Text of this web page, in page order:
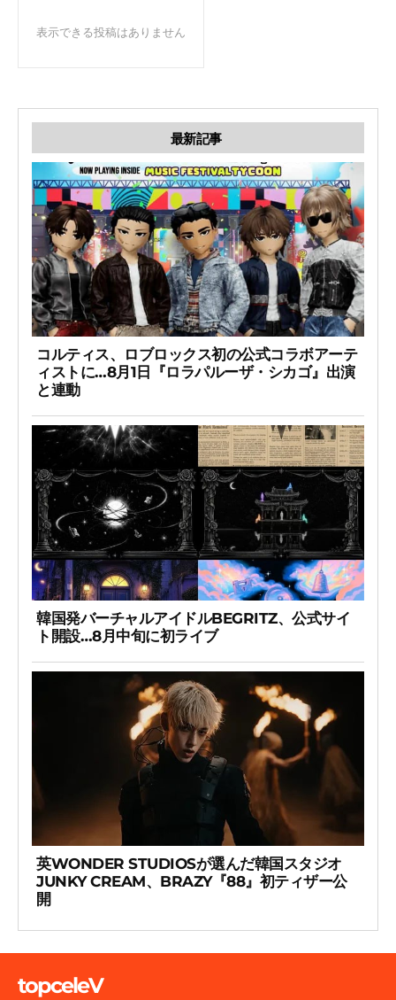
表示できる投稿はありません
最新記事
コルティス、ロブロックス初の公式コラボアーテ
ィストに…8月1日『ロラパルーザ・シカゴ』出演
と連動
韓国発バーチャルアイドルBEGRITZ、公式サイ
ト開設…8月中旬に初ライブ
英WONDER STUDIOSが選んだ韓国スタジオ
JUNKY CREAM、BRAZY『88』初ティザー公
開
topceleV